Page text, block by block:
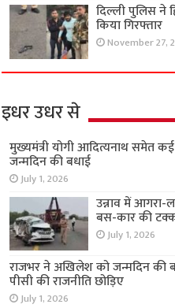
दिल्ली पुलिस ने
किया गिरफ्तार
November 27,
इधर उधर से
मुख्यमंत्री योगी आदित्यनाथ समेत
जन्मदिन की बधाई
July 1, 2026
उन्नाव में
बस-कार की
July 1, 2026
राजभर ने अखिलेश को जन्मदिन
पीसी की राजनीति छोड़िए
July 1, 2026